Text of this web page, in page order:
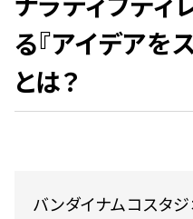
る『アイデアを
とは？
バンダイナムコスタジ